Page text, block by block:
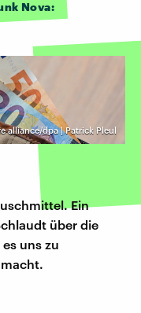
Nova:
alliance/dpa | Patrick Pleul
Ein
über die
uns zu